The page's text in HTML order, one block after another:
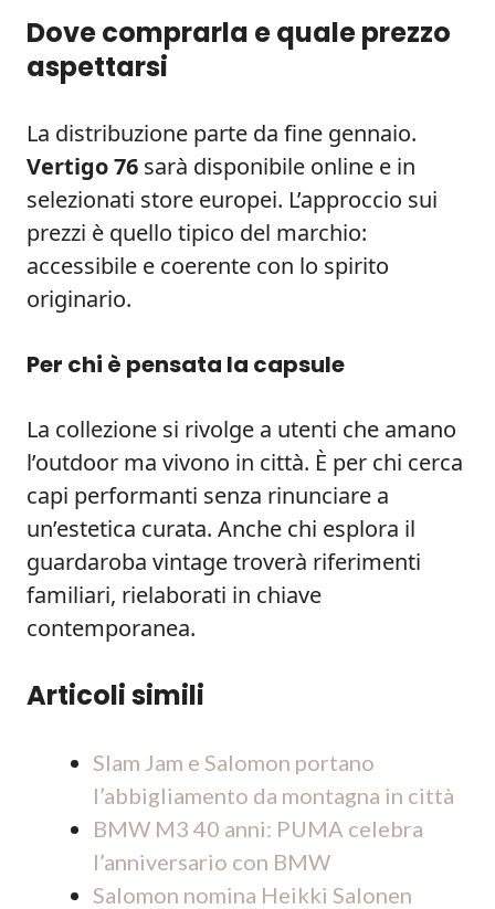
Dove comprarla e quale prezzo
aspettarsi
La distribuzione parte da fine gennaio.
Vertigo 76 sarà disponibile online e in
selezionati store europei. L’approccio sui
prezzi è quello tipico del marchio:
accessibile e coerente con lo spirito
originario.
Per chi è pensata la capsule
La collezione si rivolge a utenti che amano
l’outdoor ma vivono in città. È per chi cerca
capi performanti senza rinunciare a
un’estetica curata. Anche chi esplora il
guardaroba vintage troverà riferimenti
familiari, rielaborati in chiave
contemporanea.
Articoli simili
Slam Jam e Salomon portano
l’abbigliamento da montagna in città
BMW M3 40 anni: PUMA celebra
l’anniversario con BMW
Salomon nomina Heikki Salonen